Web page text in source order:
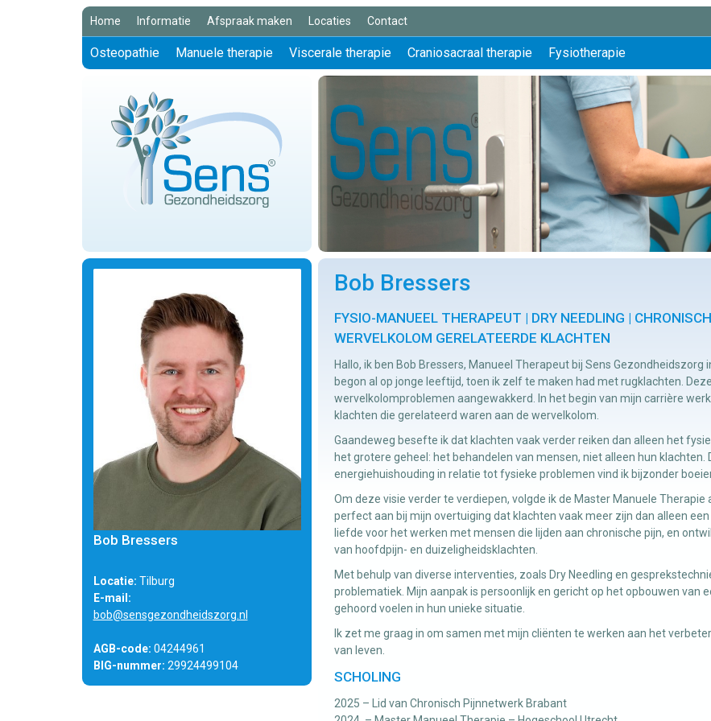
Home Informatie Afspraak maken Locaties Contact
Osteopathie Manuele therapie Viscerale therapie Craniosacraal therapie Fysiotherapie
Bob Bressers
FYSIO-MANUEEL THERAPEUT | DRY NEEDLING |
WERVELKOLOM GERELATEERDE KLACHTEN
Hallo, ik ben Bob Bressers, Manueel Therapeut bij Sens
begon al op jonge leeftijd, toen ik zelf te maken had met rugklachten.
wervelkolomproblemen aangewakkerd. In het begin van mijn carrière
klachten die gerelateerd waren aan de wervelkolom.
Gaandeweg besefte ik dat klachten vaak verder reiken dan alleen het
het grotere geheel: het behandelen van mensen, niet alleen hun
energiehuishouding in relatie tot fysieke problemen vind ik bijzonder
Om deze visie verder te verdiepen, volgde ik de Master Manuele
perfect aan bij mijn overtuiging dat klachten vaak meer zijn dan alleen
liefde voor het werken met mensen die lijden aan chronische pijn, en
van hoofdpijn- en duizeligheidsklachten.
Met behulp van diverse interventies, zoals Dry Needling en
problematiek. Mijn aanpak is persoonlijk en gericht op het opbouwen van
gehoord voelen in hun unieke situatie.
Ik zet me graag in om samen met mijn cliënten te werken aan het
van leven.
SCHOLING
2025 – Lid van Chronisch Pijnnetwerk Brabant
Bob Bressers
Locatie: Tilburg
E-mail:
bob@sensgezondheidszorg.nl
AGB-code: 04244961
BIG-nummer: 29924499104